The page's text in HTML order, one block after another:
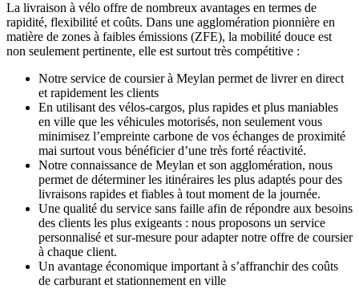
La livraison à vélo offre de nombreux avantages en termes de
rapidité, flexibilité et coûts. Dans une agglomération pionnière en
matière de zones à faibles émissions (ZFE), la mobilité douce est
non seulement pertinente, elle est surtout très compétitive :
Notre service de coursier à Meylan permet de livrer en direct
et rapidement les clients
En utilisant des vélos-cargos, plus rapides et plus maniables
en ville que les véhicules motorisés, non seulement vous
minimisez l’empreinte carbone de vos échanges de proximité
mai surtout vous bénéficier d’une très forté réactivité.
Notre connaissance de Meylan et son agglomération, nous
permet de déterminer les itinéraires les plus adaptés pour des
livraisons rapides et fiables à tout moment de la journée.
Une qualité du service sans faille afin de répondre aux besoins
des clients les plus exigeants : nous proposons un service
personnalisé et sur-mesure pour adapter notre offre de coursier
à chaque client.
Un avantage économique important à s’affranchir des coûts
de carburant et stationnement en ville